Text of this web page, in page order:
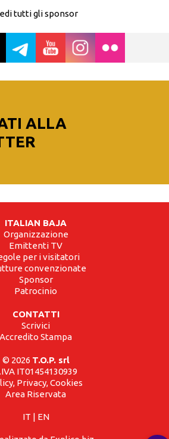
tutti gli sponsor
ALLA
ITALIAN BAJA
Organizzazione
Emittenti TV
per i visitatori
convenzionate
Sponsor
Patrocinio
CONTATTI
Scrivici
Accredito Stampa
© 2026 T.O.P. srl
IT01454130939
Privacy, Cookies
Area Riservata
IT | EN